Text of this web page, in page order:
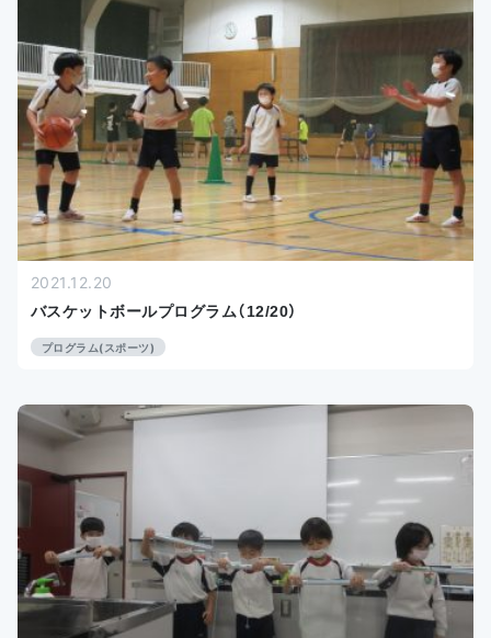
2021.12.20
バスケットボールプログラム（12/20）
プログラム(スポーツ)